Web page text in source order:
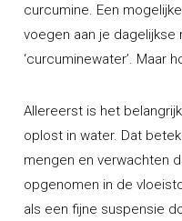
curcumine. Een
voegen aan je dagelijkse
‘curcuminewater’. Maar
Allereerst is het
oplost in water. Dat
mengen en verwachten
opgenomen in de
als een fijne suspensie